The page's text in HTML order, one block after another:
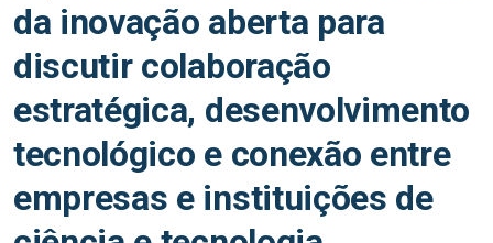
da inovação aberta para
discutir colaboração
estratégica, desenvolvimento
tecnológico e conexão entre
empresas e instituições de